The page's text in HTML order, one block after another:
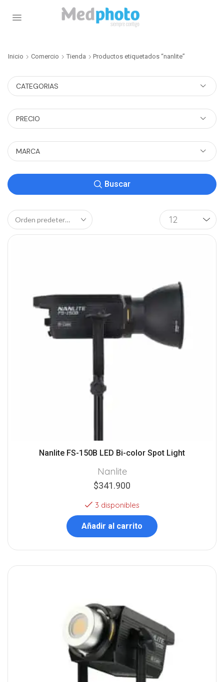
Inicio Comercio Tienda Productos etiquetados “nanlite”
CATEGORIAS
PRECIO
MARCA
Buscar
Nanlite FS-150B LED Bi-color Spot Light
Nanlite
$341.900
3 disponibles
Añadir al carrito